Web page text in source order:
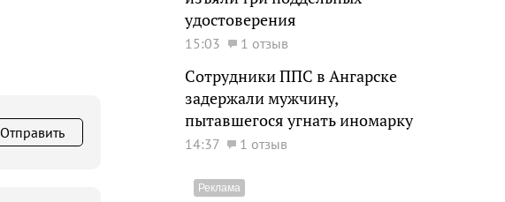
Отправить
удостоверения
15:03 1 отзыв
Сотрудники ППС в Ангарске
задержали мужчину,
пытавшегося угнать иномарку
14:37 1 отзыв